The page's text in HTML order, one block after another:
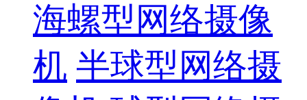
海螺型网络摄像
机 半球型网络摄